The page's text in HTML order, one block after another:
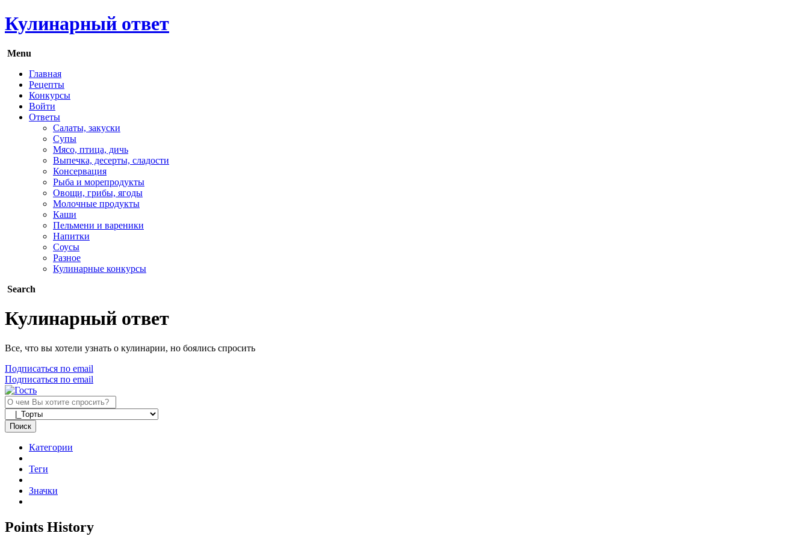
Кулинарный ответ
Menu
Главная
Рецепты
Конкурсы
Войти
Ответы
Салаты, закуски
Супы
Мясо, птица, дичь
Выпечка, десерты, сладости
Консервация
Рыба и морепродукты
Овощи, грибы, ягоды
Молочные продукты
Каши
Пельмени и вареники
Напитки
Соусы
Разное
Кулинарные конкурсы
Search
Кулинарный ответ
Все, что вы хотели узнать о кулинарии, но боялись спросить
Подписаться по email
Подписаться по email
Поиск
Категории
Теги
Значки
Points History